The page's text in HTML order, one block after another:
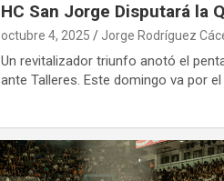
HC San Jorge Disputará la
octubre 4, 2025 Jorge Rodríguez
Un revitalizador triunfo anotó el
ante Talleres. Este domingo va por